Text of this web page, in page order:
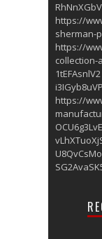
https://
sherman-
https://
collection-
1tEFAsnlV2
i3IGyb8uVP
https://